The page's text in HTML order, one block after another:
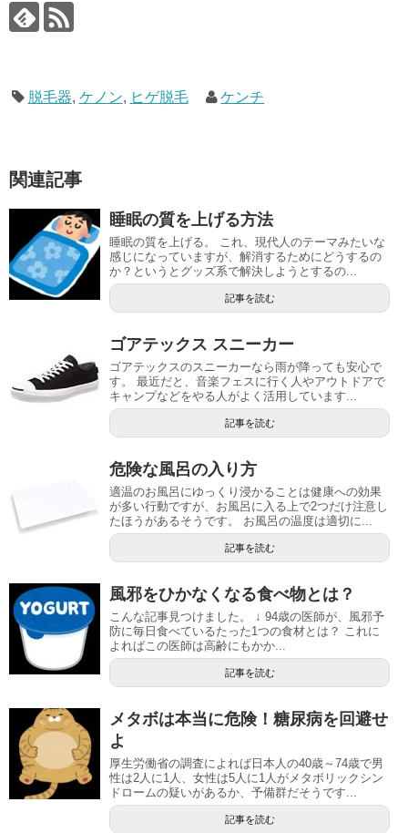
脱毛器, ケノン, ヒゲ脱毛 ケンチ
関連記事
睡眠の質を上げる方法
睡眠の質を上げる。 これ、現代人のテーマみたいな
感じになっていますが、解消するためにどうするの
か？というとグッズ系で解決しようとするの...
記事を読む
ゴアテックス スニーカー
ゴアテックスのスニーカーなら雨が降っても安心で
す。 最近だと、音楽フェスに行く人やアウトドアで
キャンプなどをやる人がよく活用しています...
記事を読む
危険な風呂の入り方
適温のお風呂にゆっくり浸かることは健康への効果
が多い行動ですが、お風呂に入る上で2つだけ注意し
たほうがあるそうです。 お風呂の温度は適切に...
記事を読む
風邪をひかなくなる食べ物とは？
こんな記事見つけました。 ↓ 94歳の医師が、風邪予
防に毎日食べているたった1つの食材とは？ これに
よればこの医師は高齢にもかか...
記事を読む
メタボは本当に危険！糖尿病を回避せ
よ
厚生労働省の調査によれば日本人の40歳～74歳で男
性は2人に1人、女性は5人に1人がメタボリックシン
ドロームの疑いがあるか、予備群だそうです...
記事を読む